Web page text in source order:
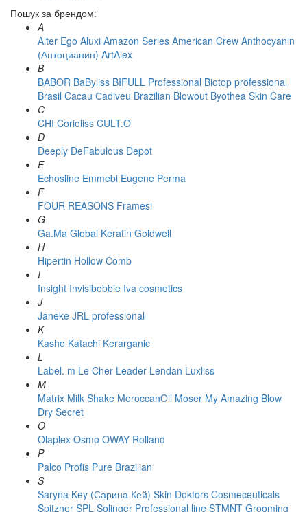
Пошук за брендом:
A
Alter Ego Aluxi Amazon Series American Crew Anthocyanin
(Антоцианин) ArtAlex
B
BABOR BaByliss BIFULL Professional Biotop professional
Brasil Cacau Сadiveu Brazilian Blowout Byothea Skin Care
C
CHI Corioliss CULT.O
D
Deeply DeFabulous Depot
E
Echosline Emmebi Eugene Perma
F
FOUR REASONS Framesi
G
Ga.Ma Global Keratin Goldwell
H
Hipertin Hollow Comb
I
Insight Invisibobble Iva cosmetics
J
Janeke JRL professional
K
Kasho Katachi Kerarganic
L
Label. m Le Cher Leader Lendan Luxliss
M
Matrix Milk Shake MoroccanOil Moser My Amazing Blow
Dry Secret
O
Olaplex Osmo OWAY Rolland
P
Palco Profis Pure Brazilian
S
Saryna Key (Сарина Кей) Skin Doktors Cosmeceuticals
Spitzner SPL Solinger Professional line STMNT Grooming